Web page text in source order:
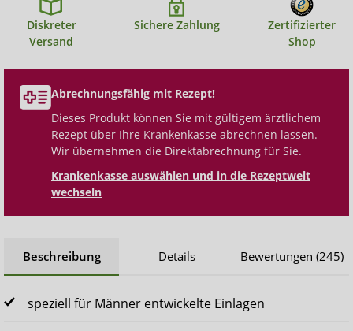
Diskreter
Versand
Sichere Zahlung
Zertifizierter
Shop
Abrechnungsfähig mit Rezept!
Dieses Produkt können Sie mit gültigem ärztlichem
Rezept über Ihre Krankenkasse abrechnen lassen.
Wir übernehmen die Direktabrechnung für Sie.
Krankenkasse auswählen und in die Rezeptwelt
wechseln
Beschreibung Details Bewertungen (245)
speziell für Männer entwickelte Einlagen